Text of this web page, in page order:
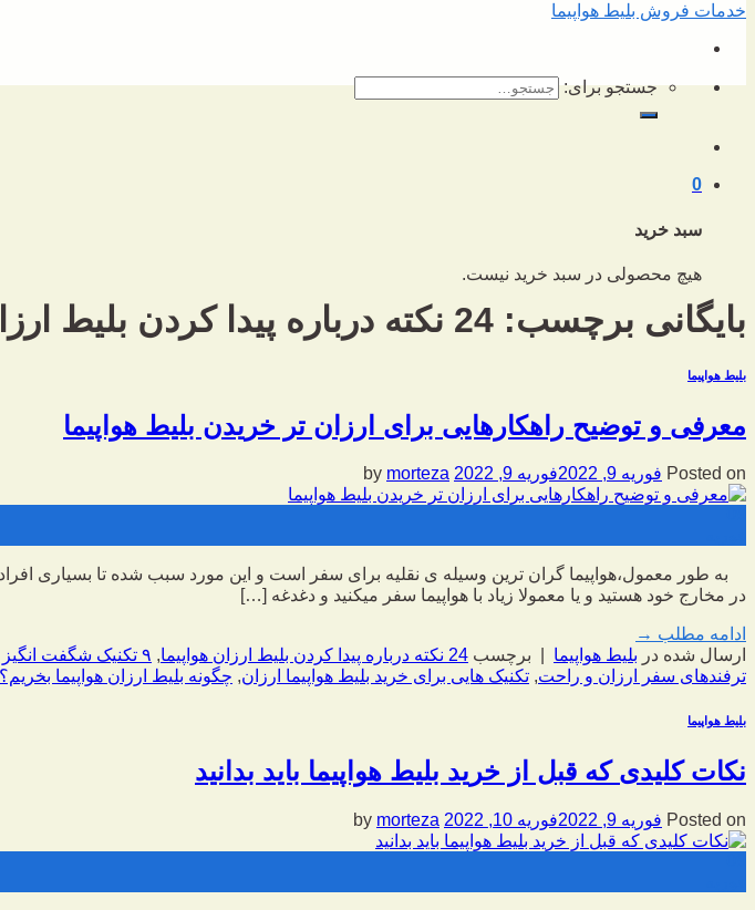
خدمات فروش بلیط هواپیما
جستجو برای:
0
سبد خرید
هیچ محصولی در سبد خرید نیست.
بایگانی برچسب: 24 نکته درباره پیدا کردن بلیط ارزان هواپیما
بلیط هواپیما
معرفی و توضیح راهکارهایی برای ارزان تر خریدن بلیط هواپیما
Posted on فوریه 9, 2022 فوریه 9, 2022 morteza
به طور معمول،هواپیما گران ترین وسیله ی نقلیه برای سفر است و این مورد سبب شده تا بسیاری
در مخارج خود هستید و یا معمولا زیاد با هواپیما سفر میکنید و دغدغه […]
ادامه مطلب →
ارسال شده در بلیط هواپیما برچسب 24 نکته درباره پیدا کردن بلیط ارزان هواپیما , ۹ تکنیک شگفت انگیز برای خرید بلیط ارزان قیمت هواپیما
ترفندهای سفر ارزان و راحت, تکنیک هایی برای خرید بلیط هواپیما ارزان, چگونه بلیط ارزان هواپیما
بلیط هواپیما
نکات کلیدی که قبل از خرید بلیط هواپیما باید بدانید
Posted on فوریه 9, 2022 فوریه 10, 2022 morteza